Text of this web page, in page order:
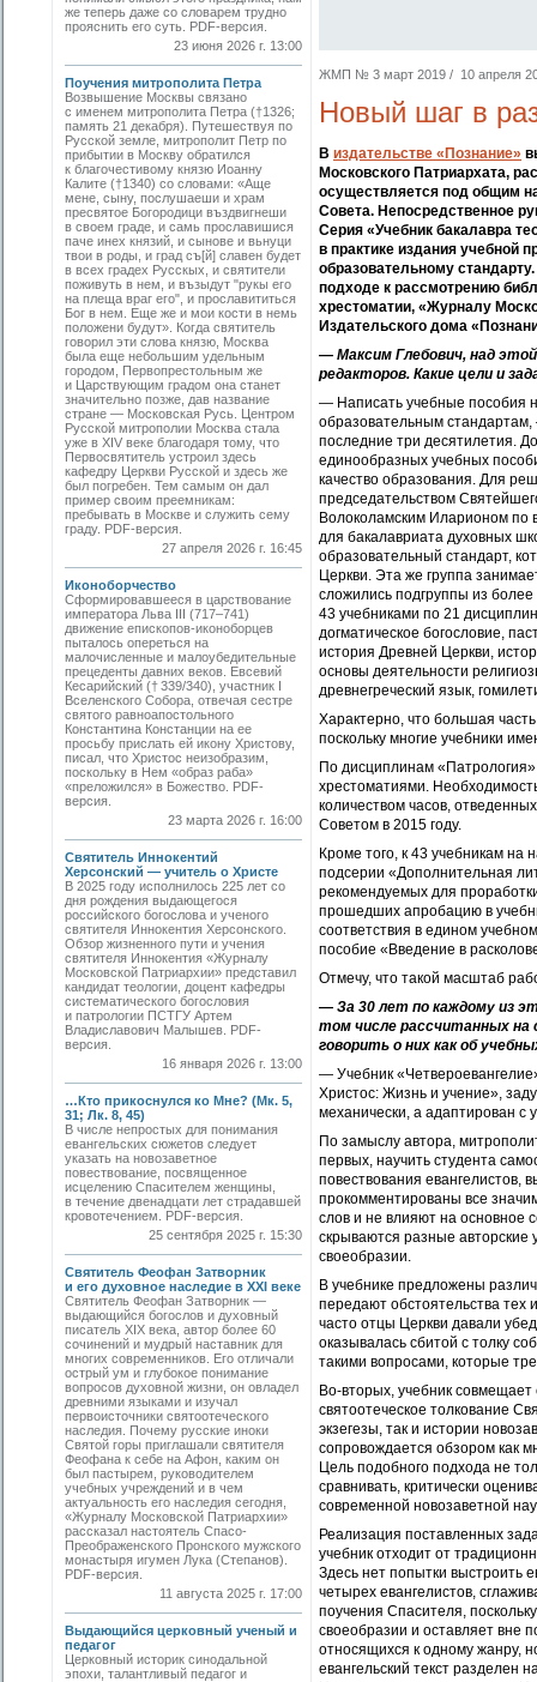
же теперь даже со словарем трудно
прояснить его суть. PDF-версия.
23 июня 2026 г. 13:00
Поучения митрополита Петра
Возвышение Москвы связано
с именем митрополита Петра (†1326;
память 21 декабря). Путешествуя по
Русской земле, митрополит Петр по
прибытии в Москву обратился
к благочестивому князю Иоанну
Калите (†1340) со словами: «Аще
мене, сыну, послушаеши и храм
пресвятое Богородици въздвигнеши
в своем граде, и самь прославишися
паче инех князий, и сынове и вьнуци
твои в роды, и град съ[й] славен будет
в всех градех Русскых, и святители
поживуть в нем, и възыдут "рукы его
на плеща враг его", и прославититься
Бог в нем. Еще же и мои кости в немь
положени будут». Когда святитель
говорил эти слова князю, Москва
была еще небольшим удельным
городом, Первопрестольным же
и Царствующим градом она станет
значительно позже, дав название
стране — Московская Русь. Центром
Русской митрополии Москва стала
уже в XIV веке благодаря тому, что
Первосвятитель устроил здесь
кафедру Церкви Русской и здесь же
был погребен. Тем самым он дал
пример своим преемникам:
пребывать в Москве и служить сему
граду. PDF-версия.
27 апреля 2026 г. 16:45
Иконоборчество
Сформировавшееся в царствование
императора Льва III (717–741)
движение епископов-иконоборцев
пыталось опереться на
малочисленные и малоубедительные
прецеденты давних веков. Евсевий
Кесарийский († 339/340), участник I
Вселенского Собора, отвечая сестре
святого равноапостольного
Константина Констанции на ее
просьбу прислать ей икону Христову,
писал, что Христос неизобразим,
поскольку в Нем «образ раба»
«преложился» в Божество. РDF-
версия.
23 марта 2026 г. 16:00
Святитель Иннокентий
Херсонский — учитель о Христе
В 2025 году исполнилось 225 лет со
дня рождения выдающегося
российского богослова и ученого
святителя Иннокентия Херсонского.
Обзор жизненного пути и учения
святителя Иннокентия «Журналу
Московской Патриархии» представил
кандидат теологии, доцент кафедры
систематического богословия
и патрологии ПСТГУ Артем
Владиславович Малышев. PDF-
версия.
16 января 2026 г. 13:00
…Кто прикоснулся ко Мне? (Мк. 5,
31; Лк. 8, 45)
В числе непростых для понимания
евангельских сюжетов следует
указать на новозаветное
повествование, посвященное
исцелению Спасителем женщины,
в течение двенадцати лет страдавшей
кровотечением. PDF-версия.
25 сентября 2025 г. 15:30
Святитель Феофан Затворник
и его духовное наследие в XXI веке
Святитель Феофан Затворник —
выдающийся богослов и духовный
писатель XIX века, автор более 60
сочинений и мудрый наставник для
многих современников. Его отличали
острый ум и глубокое понимание
вопросов духовной жизни, он овладел
древними языками и изучал
первоисточники святоотеческого
наследия. Почему русские иноки
Святой горы приглашали святителя
Феофана к себе на Афон, каким он
был пастырем, руководителем
учебных учреждений и в чем
актуальность его наследия сегодня,
«Журналу Московской Патриархии»
рассказал настоятель Спасо-
Преображенского Пронского мужского
монастыря игумен Лука (Степанов).
PDF-версия.
11 августа 2025 г. 17:00
Выдающийся церковный ученый и
педагог
Церковный историк синодальной
эпохи, талантливый педагог и
ЖМП № 3 март 2019 / 10 апреля
Новый шаг в
В издательстве «Познание»
Московского Патриархата,
осуществляется под общим
Совета. Непосредственное
Серия «Учебник бакалавра
в практике издания учебной
образовательному
подходе к рассмотрению
хрестоматии, «Журналу
Издательского дома
— Максим Глебович, над
редакторов. Какие цели и
— Написать учебные пособия
образовательным стандартам,
последние три десятилетия.
единообразных учебных
качество образования. Для
председательством
Волоколамским Иларионом по
для бакалавриата духовных
образовательный стандарт,
Церкви. Эта же группа
сложились подгруппы из
43 учебниками по 21
догматическое богословие,
история Древней Церкви,
основы деятельности
древнегреческий язык,
Характерно, что большая
поскольку многие учебники
По дисциплинам
хрестоматиями.
количеством часов,
Советом в 2015 году.
Кроме того, к 43 учебникам
подсерии «Дополнительная
рекомендуемых для
прошедших апробацию в
соответствия в едином
пособие «Введение в
Отмечу, что такой масштаб
— За 30 лет по каждому из
том числе рассчитанных на
говорить о них как об
— Учебник
Христос: Жизнь и учение»,
механически, а адаптирован с
По замыслу автора,
первых, научить студента
повествования евангелистов,
прокомментированы все
слов и не влияют на основное
скрываются разные авторские
своеобразии.
В учебнике предложены
передают обстоятельства
часто отцы Церкви давали
оказывалась сбитой с толку
такими вопросами, которые
Во-вторых, учебник
святоотеческое толкование
экзегезы, так и истории
сопровождается обзором как
Цель подобного подхода не
сравнивать, критически
современной новозаветной
Реализация поставленных
учебник отходит от
Здесь нет попытки выстроить
четырех евангелистов,
поучения Спасителя,
своеобразии и оставляет вне
относящихся к одному жанру,
евангельский текст разделен